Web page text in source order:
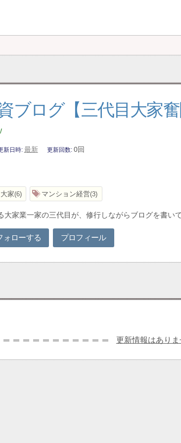
ブログ【三代目大家
新日時 最新 更新回数 0回
大家 6 マンション経営 3
大家業一家の三代目が、修行しながらブログを書い
ォローする プロフィール
更新情報はあり